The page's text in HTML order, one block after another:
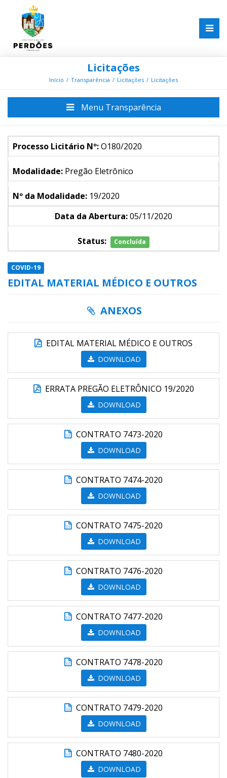
Licitações
Início Transparência Licitações Licitações
Menu Transparência
Processo Licitário Nº:O180/2020
Modalidade: Pregão Eletrônico
Nº da Modalidade: 19/2020
Data da Abertura:05/11/2020
Status: Concluída
COVID-19
EDITAL MATERIAL MÉDICO E OUTROS
ANEXOS
EDITAL MATERIAL MÉDICO E OUTROS
DOWNLOAD
ERRATA PREGÃO ELETRÔNICO 19/2020
DOWNLOAD
CONTRATO 7473-2020
DOWNLOAD
CONTRATO 7474-2020
DOWNLOAD
CONTRATO 7475-2020
DOWNLOAD
CONTRATO 7476-2020
DOWNLOAD
CONTRATO 7477-2020
DOWNLOAD
CONTRATO 7478-2020
DOWNLOAD
CONTRATO 7479-2020
DOWNLOAD
CONTRATO 7480-2020
DOWNLOAD